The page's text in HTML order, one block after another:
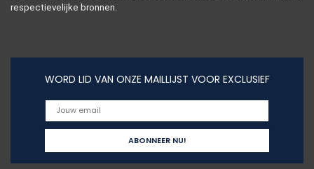
respectievelijke bronnen.
WORD LID VAN ONZE MAILLIJST VOOR EXCLUSIEF